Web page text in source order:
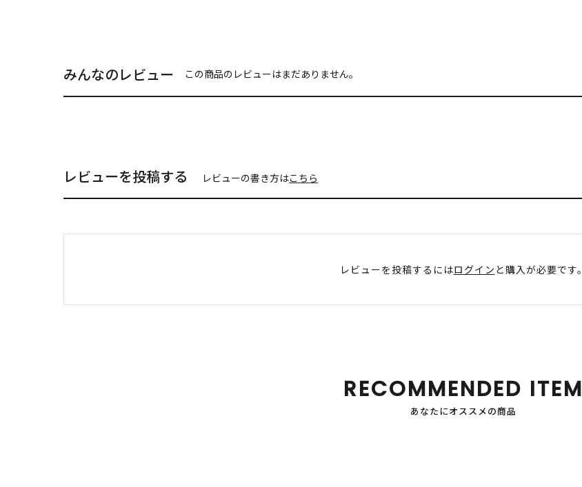
みんなのレビュー この商品のレビューはまだありません。
レビューを投稿する レビューの書き方はこちら
レビューを投稿するにはログイン と購入が必要です。
RECOMMENDED ITEM
あなたにオススメの商品